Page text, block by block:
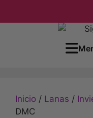
Inicio / Lanas /
DMC